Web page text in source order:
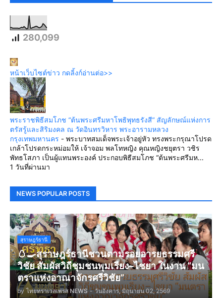
280,099
หน้าเว็บไซต์ข่าว กดลิ้งก์อ่านต่อ>>
พระราชพิธีสมโภช “ต้นพระศรีมหาโพธิพุทธรังสี” สัญลักษณ์แห่งการ
ตรัสรู้และสิริมงคล ณ วัดอินทรวิหาร พระอารามหลวง
กรุงเทพมหานคร - พระบาทสมเด็จพระเจ้าอยู่หัว ทรงพระกรุณาโปรด
เกล้าโปรดกระหม่อมให้ เจ้าจอม พลโทหญิง คุณหญิงชยุตรา วชิร
พัทธโสภา เป็นผู้แทนพระองค์ ประกอบพิธีสมโภช “ต้นพระศรีมห...
1 วันที่ผ่านมา
NEWS POPULAR POSTS
สุราษฎร์ธานี
🥚🍳สุราษฎร์ธานีชวนตามรอยอารยธรรมศรี
วิชัย สัมผัสวิถีชุมชนพุมเรียง–ไชยา ในงาน “มน
ตราแห่งอาณาจักรศรีวิชัย”
by ไทยทราเวลเพรส NEWS - วันอังคาร, มิถุนายน 02, 2569